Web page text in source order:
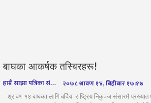
बाघका आकर्षक तस्बिरहरू!
हाम्रै साझा पत्रिका संवाददाता २०७८ श्रावण १४, बिहीबार १७:१७
श्रावण १४ बाघका लागि बर्दिया राष्ट्रिय निकुञ्ज संसारमै